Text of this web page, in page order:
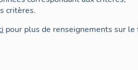
critères.
pour plus de renseignements sur